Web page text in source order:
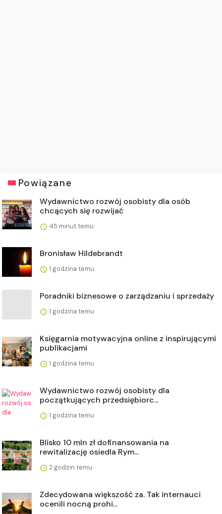
Powiązane
Wydawnictwo rozwój osobisty dla osób
chcących się rozwijać
45 minut temu
Bronisław Hildebrandt
1 godzina temu
Poradniki biznesowe o zarządzaniu i sprzedaży
1 godzina temu
Księgarnia motywacyjna online z inspirującymi
publikacjami
1 godzina temu
Wydawnictwo rozwój osobisty dla
początkujących przedsiębiorc...
1 godzina temu
Blisko 10 mln zł dofinansowania na
rewitalizację osiedla Rym...
2 godzin temu
Zdecydowana większość za. Tak internauci
ocenili nocną prohi...